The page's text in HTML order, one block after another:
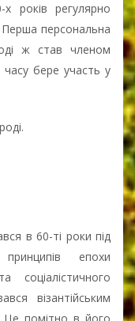
років регулярно
персональна
ж став членом
часу бере участь у
в 60-ті роки під
епохи
візантійським